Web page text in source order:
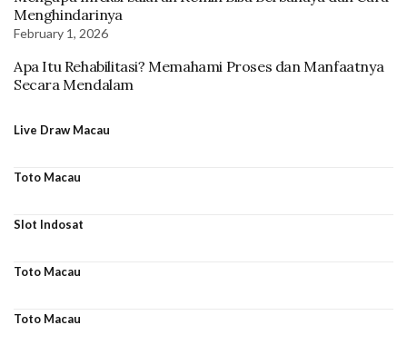
Menghindarinya
February 1, 2026
Apa Itu Rehabilitasi? Memahami Proses dan Manfaatnya
Secara Mendalam
Live Draw Macau
Toto Macau
Slot Indosat
Toto Macau
Toto Macau